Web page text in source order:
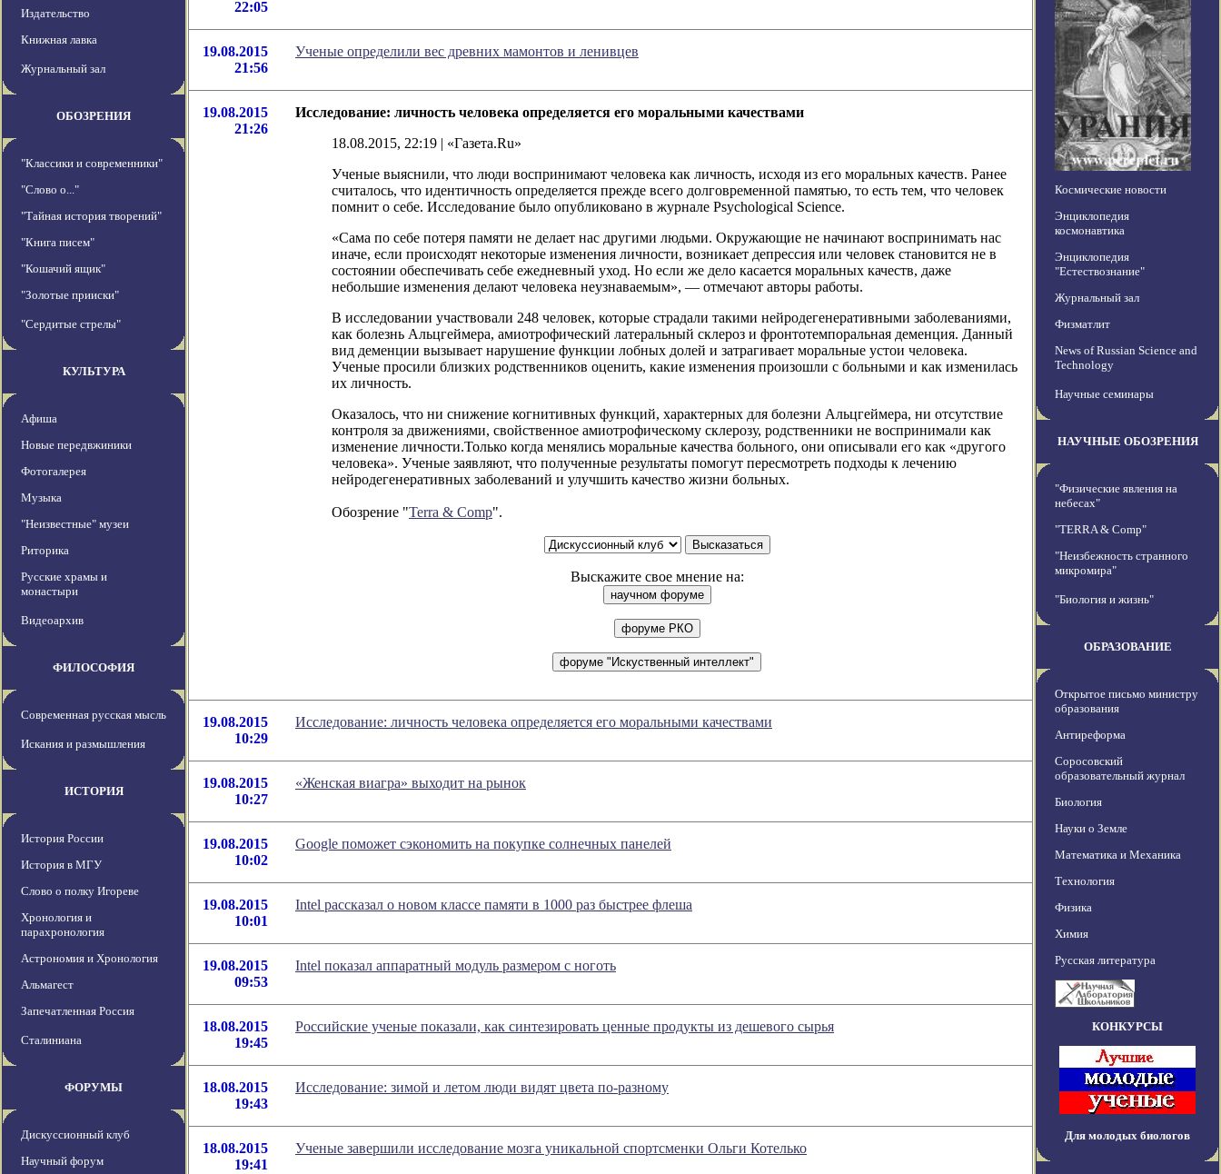
Издательство
Книжная лавка
Журнальный зал
ОБОЗРЕНИЯ
"Классики и современники"
"Слово о..."
"Тайная история творений"
"Книга писем"
"Кошачий ящик"
"Золотые прииски"
"Сердитые стрелы"
КУЛЬТУРА
Афиша
Новые передвжиники
Фотогалерея
Музыка
"Неизвестные" музеи
Риторика
Русские храмы и
монастыри
Видеоархив
ФИЛОСОФИЯ
Современная русская мысль
Искания и размышления
ИСТОРИЯ
История России
История в МГУ
Слово о полку Игореве
Хронология и
парахронология
Астрономия и Хронология
Альмагест
Запечатленная Россия
Сталиниана
ФОРУМЫ
Дискуссионный клуб
Научный форум
22:05
19.08.2015
21:56
Ученые определили вес древних мамонтов и ленивцев
19.08.2015
21:26
Исследование: личность человека определяется его моральными качествами
18.08.2015, 22:19 | «Газета.Ru»
Ученые выяснили, что люди воспринимают человека как личность, исходя из его моральных качеств. Ранее
считалось, что идентичность определяется прежде всего долговременной памятью, то есть тем, что человек
помнит о себе. Исследование было опубликовано в журнале Psychological Science.
«Сама по себе потеря памяти не делает нас другими людьми. Окружающие не начинают воспринимать нас
иначе, если происходят некоторые изменения личности, возникает депрессия или человек становится не в
состоянии обеспечивать себе ежедневный уход. Но если же дело касается моральных качеств, даже
небольшие изменения делают человека неузнаваемым», — отмечают авторы работы.
В исследовании участвовали 248 человек, которые страдали такими нейродегенеративными заболеваниями,
как болезнь Альцгеймера, амиотрофический латеральный склероз и фронтотемпоральная деменция. Данный
вид деменции вызывает нарушение функции лобных долей и затрагивает моральные устои человека.
Ученые просили близких родственников оценить, какие изменения произошли с больными и как изменилась
их личность.
Оказалось, что ни снижение когнитивных функций, характерных для болезни Альцгеймера, ни отсутствие
контроля за движениями, свойственное амиотрофическому склерозу, родственники не воспринимали как
изменение личности.Только когда менялись моральные качества больного, они описывали его как «другого
человека». Ученые заявляют, что полученные результаты помогут пересмотреть подходы к лечению
нейродегенеративных заболеваний и улучшить качество жизни больных.
Обозрение "Terra & Comp".
Выскажите свое мнение на:
19.08.2015
10:29
Исследование: личность человека определяется его моральными качествами
19.08.2015
10:27
«Женская виагра» выходит на рынок
19.08.2015
10:02
Google поможет сэкономить на покупке солнечных панелей
19.08.2015
10:01
Intel рассказал о новом классе памяти в 1000 раз быстрее флеша
19.08.2015
09:53
Intel показал аппаратный модуль размером с ноготь
18.08.2015
19:45
Российские ученые показали, как синтезировать ценные продукты из дешевого сырья
18.08.2015
19:43
Исследование: зимой и летом люди видят цвета по-разному
18.08.2015
19:41
Ученые завершили исследование мозга уникальной спортсменки Ольги Котелько
Космические новости
Энциклопедия
космонавтика
Энциклопедия
"Естествознание"
Журнальный зал
Физматлит
News of Russian Science and
Technology
Научные семинары
НАУЧНЫЕ ОБОЗРЕНИЯ
"Физические явления на
небесах"
"TERRA & Comp"
"Неизбежность странного
микромира"
"Биология и жизнь"
ОБРАЗОВАНИЕ
Открытое письмо министру
образования
Антиреформа
Соросовский
образовательный журнал
Биология
Науки о Земле
Математика и Механика
Технология
Физика
Химия
Русская литература
КОНКУРСЫ
Для молодых биологов